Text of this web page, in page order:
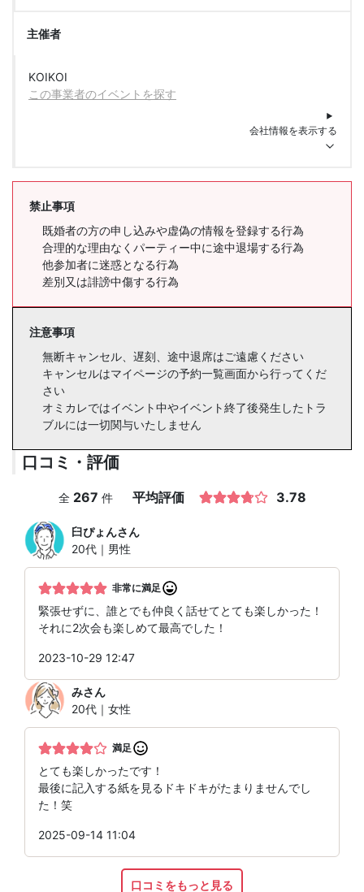
主催者
KOIKOI
この事業者のイベントを探す
会社情報を表示する
禁止事項
既婚者の方の申し込みや虚偽の情報を登録する行為
合理的な理由なくパーティー中に途中退場する行為
他参加者に迷惑となる行為
差別又は誹謗中傷する行為
注意事項
無断キャンセル、遅刻、途中退席はご遠慮ください
キャンセルはマイページの予約一覧画面から行ってくだ
さい
オミカレではイベント中やイベント終了後発生したトラ
ブルには一切関与いたしません
口コミ・評価
全 267 件 平均評価 3.78
臼ぴょんさん
20代｜男性
非常に満足
緊張せずに、誰とでも仲良く話せてとても楽しかった！
それに2次会も楽しめて最高でした！
2023-10-29 12:47
みさん
20代｜女性
満足
とても楽しかったです！
最後に記入する紙を見るドキドキがたまりませんでし
た！笑
2025-09-14 11:04
口コミをもっと見る